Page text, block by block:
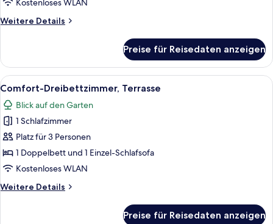
Kostenloses WLAN
Weitere Details
Weitere
Studiosuite
Preise für Reisedaten anzeigen
Alle
Fotos
für
Comfort-
Dreibettzimmer,
Terrasse
anzeigen
Ein Hotelzimmer mit Bett,
5
Comfort-Dreibettzimmer, Terrasse
Blick auf den Garten
1 Schlafzimmer
Platz für 3 Personen
1 Doppelbett und 1 Einzel-Schlafsofa
Kostenloses WLAN
Weitere Details
Weitere
Preise für Reisedaten anzeigen